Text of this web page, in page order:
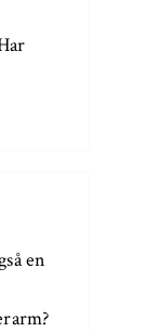
en